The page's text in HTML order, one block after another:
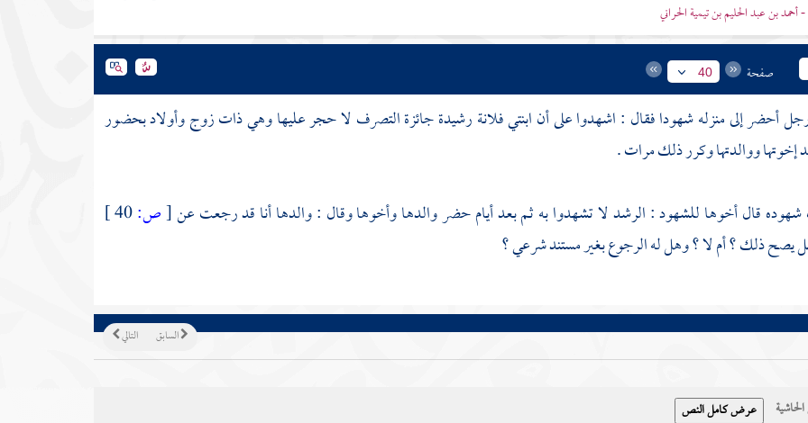
- أحمد بن عبد الحليم بن تيمية الحراني
صفحة 40
أحضر إلى منزله شهودا فقال : اشهدوا على أن ابنتي فلانة رشيدة جائزة التصرف لا حجر عليها وهي ذات زوج وأولاد بحضور
ووالدتها وكرر ذلك مرات .
شهوده قال أخوها للشهود : الرشد لا تشهدوا به ثم بعد أيام حضر والدها وأخوها وقال : والدها أنا قد رجعت عن[ص:
يصح ذلك ؟ أم لا ؟ وهل له الرجوع بغير مستند شرعي ؟
التالي السابق